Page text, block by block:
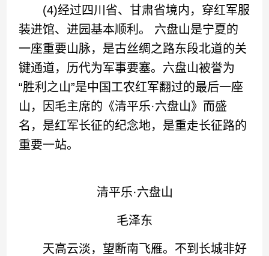
(4)经过四川省、甘肃省境内，穿红军服
装进馆、进园基本顺利。 六盘山是宁夏的
一座重要山脉，是古丝绸之路东段北道的关
键通道，历代为军事要塞。六盘山被誉为
“胜利之山”是中国工农红军翻过的最后一座
山，因毛主席的《清平乐·六盘山》而盛
名，是红军长征的纪念地，是重走长征路的
重要一站。
清平乐·六盘山
毛泽东
天高云淡，望断南飞雁。不到长城非好